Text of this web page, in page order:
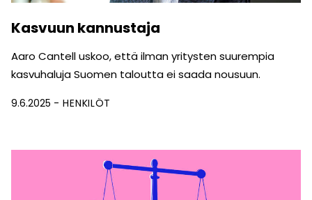
Kasvuun kannustaja
Aaro Cantell uskoo, että ilman yritysten suurempia
kasvuhaluja Suomen taloutta ei saada nousuun.
9.6.2025 HENKILÖT